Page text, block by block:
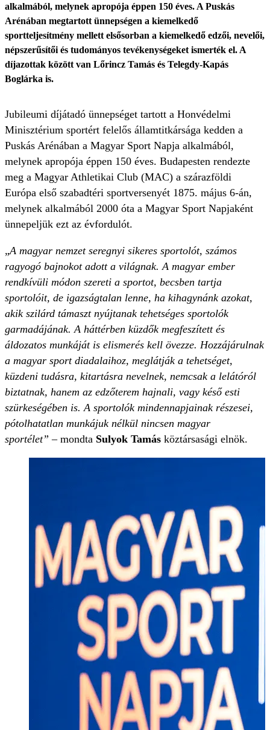
alkalmából, melynek apropója éppen 150 éves. A Puskás
Arénában megtartott ünnepségen a kiemelkedő
sportteljesítmény mellett elsősorban a kiemelkedő edzői, nevelői,
népszerűsítői és tudományos tevékenységeket ismerték el. A
díjazottak között van Lőrincz Tamás és Telegdy-Kapás
Boglárka is.
Jubileumi díjátadó ünnepséget tartott a Honvédelmi
Minisztérium sportért felelős államtitkársága kedden a
Puskás Arénában a Magyar Sport Napja alkalmából,
melynek apropója éppen 150 éves. Budapesten rendezte
meg a Magyar Athletikai Club (MAC) a szárazföldi
Európa első szabadtéri sportversenyét 1875. május 6-án,
melynek alkalmából 2000 óta a Magyar Sport Napjaként
ünnepeljük ezt az évfordulót.
„A magyar nemzet seregnyi sikeres sportolót, számos
ragyogó bajnokot adott a világnak. A magyar ember
rendkívüli módon szereti a sportot, becsben tartja
sportolóit, de igazságtalan lenne, ha kihagynánk azokat,
akik szilárd támaszt nyújtanak tehetséges sportolók
garmadájának. A háttérben küzdők megfeszített és
áldozatos munkáját is elismerés kell övezze. Hozzájárulnak
a magyar sport diadalaihoz, meglátják a tehetséget,
küzdeni tudásra, kitartásra nevelnek, nemcsak a lelátóról
biztatnak, hanem az edzőterem hajnali, vagy késő esti
szürkeségében is. A sportolók mindennapjainak részesei,
pótolhatatlan munkájuk nélkül nincsen magyar
sportélet” – mondta Sulyok Tamás köztársasági elnök.